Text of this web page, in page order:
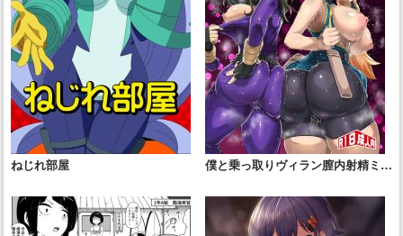
ねじれ部屋
僕と乗っ取りヴィラン膣内射精ミア